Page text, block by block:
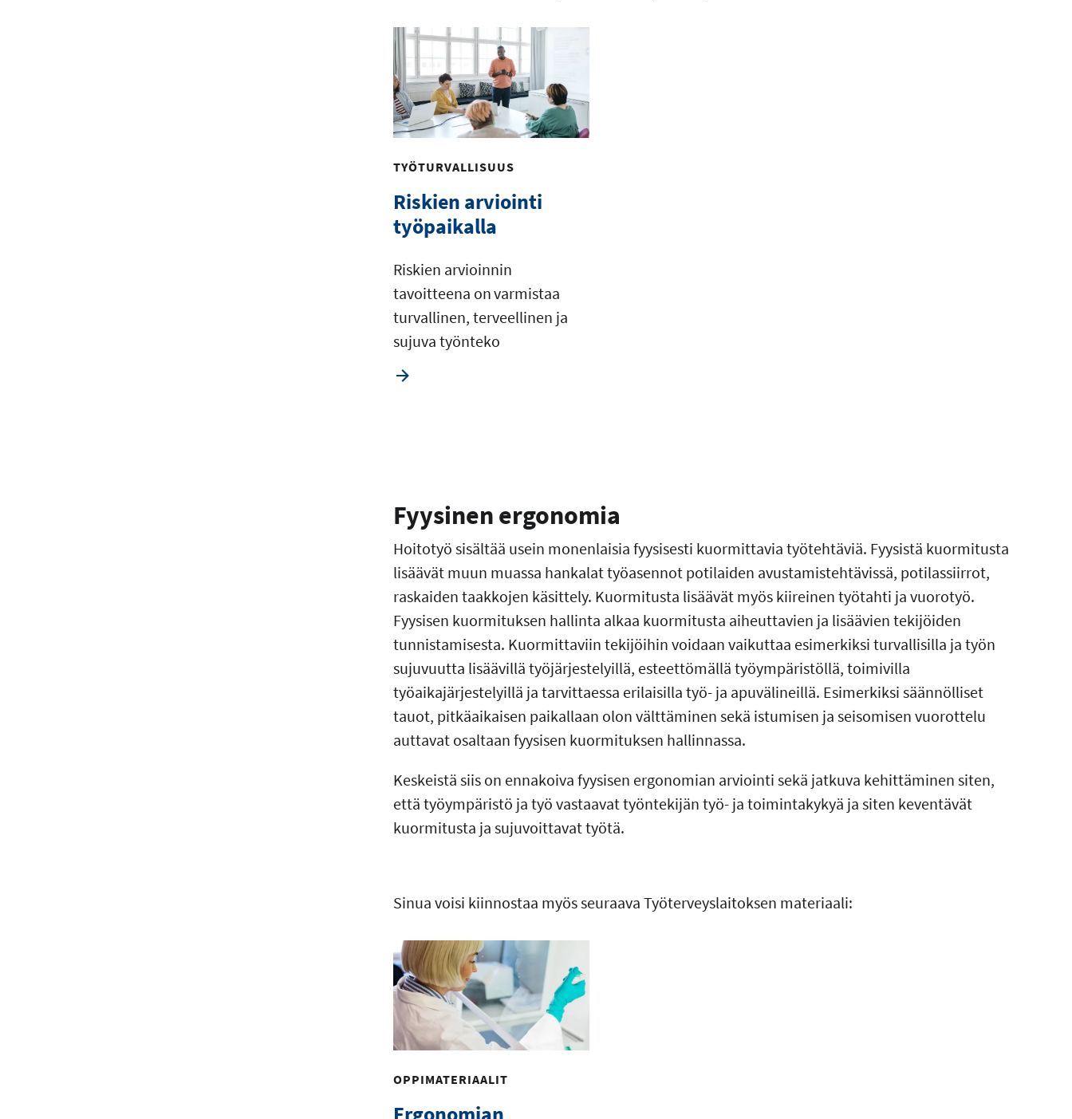
TYÖTURVALLISUUS
Riskien arviointi
työpaikalla
Riskien arvioinnin
tavoitteena on varmistaa
turvallinen, terveellinen ja
sujuva työnteko
Fyysinen ergonomia
Hoitotyö sisältää usein monenlaisia fyysisesti kuormittavia työtehtäviä. Fyysistä kuormitusta
lisäävät muun muassa hankalat työasennot potilaiden avustamistehtävissä, potilassiirrot,
raskaiden taakkojen käsittely. Kuormitusta lisäävät myös kiireinen työtahti ja vuorotyö.
Fyysisen kuormituksen hallinta alkaa kuormitusta aiheuttavien ja lisäävien tekijöiden
tunnistamisesta. Kuormittaviin tekijöihin voidaan vaikuttaa esimerkiksi turvallisilla ja työn
sujuvuutta lisäävillä työjärjestelyillä, esteettömällä työympäristöllä, toimivilla
työaikajärjestelyillä ja tarvittaessa erilaisilla työ- ja apuvälineillä. Esimerkiksi säännölliset
tauot, pitkäaikaisen paikallaan olon välttäminen sekä istumisen ja seisomisen vuorottelu
auttavat osaltaan fyysisen kuormituksen hallinnassa.
Keskeistä siis on ennakoiva fyysisen ergonomian arviointi sekä jatkuva kehittäminen siten,
että työympäristö ja työ vastaavat työntekijän työ- ja toimintakykyä ja siten keventävät
kuormitusta ja sujuvoittavat työtä.
Sinua voisi kiinnostaa myös seuraava Työterveyslaitoksen materiaali:
OPPIMATERIAALIT